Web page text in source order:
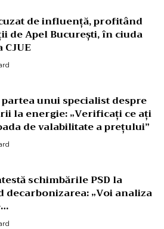
de influență, profitând
de Apel București, în ciuda
unui specialist despre
la energie: „Verificați ce ați
de valabilitate a prețului”
schimbările PSD la
„Voi analiza